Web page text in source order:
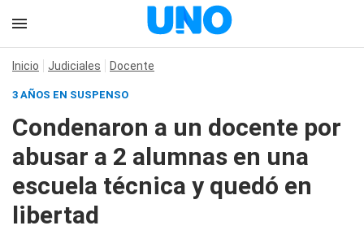
Inicio Judiciales Docente
3 AÑOS EN SUSPENSO
Condenaron a un docente por
abusar a 2 alumnas en una
escuela técnica y quedó en
libertad